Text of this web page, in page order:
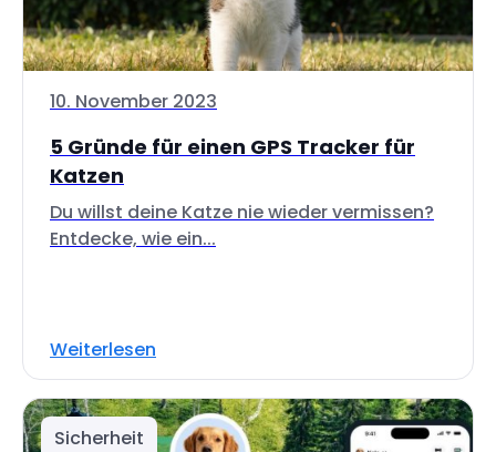
10. November 2023
5 Gründe für einen GPS Tracker für
Katzen
Du willst deine Katze nie wieder vermissen?
Entdecke, wie ein...
Weiterlesen
Sicherheit